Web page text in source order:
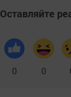
Оставляйте
0 0